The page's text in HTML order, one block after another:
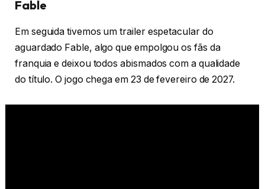
Fable
Em seguida tivemos um trailer espetacular do
aguardado Fable, algo que empolgou os fãs da
franquia e deixou todos abismados com a qualidade
do título. O jogo chega em 23 de fevereiro de 2027.